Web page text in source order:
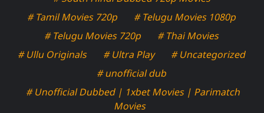
# Tamil Movies 720p
# Telugu Movies 1080p
# Telugu Movies 720p
# Thai Movies
# Ullu Originals
# Ultra Play
# Uncategorized
# unofficial dub
# Unofficial Dubbed | 1xbet Movies | Parimatch
Movies